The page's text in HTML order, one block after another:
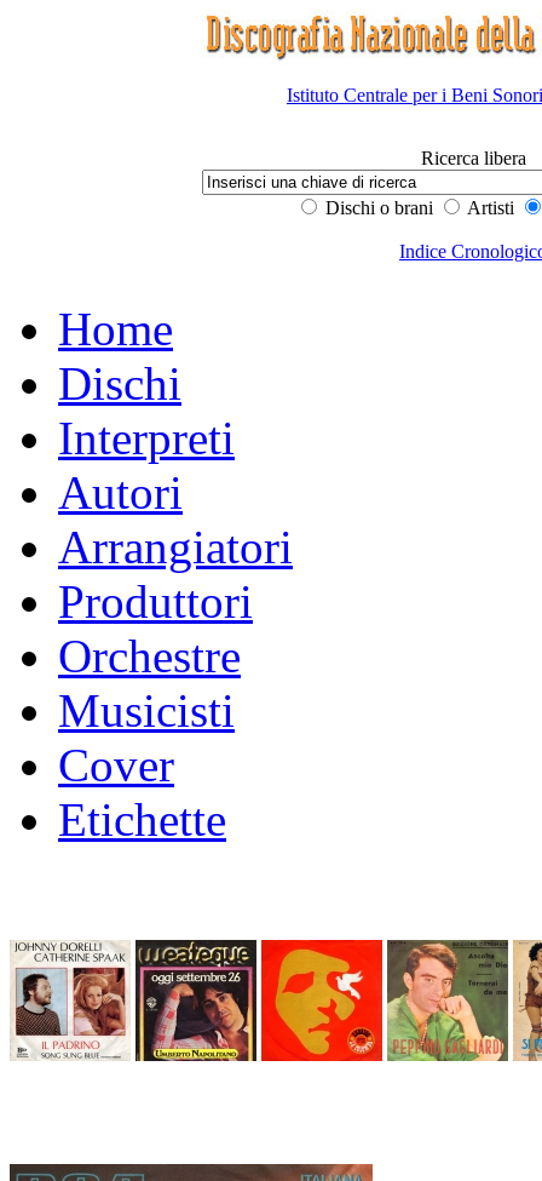
Istituto Centrale per i Beni
Ricerca libera
Dischi o brani Artisti
Indice
Home
Dischi
Interpreti
Autori
Arrangiatori
Produttori
Orchestre
Musicisti
Cover
Etichette